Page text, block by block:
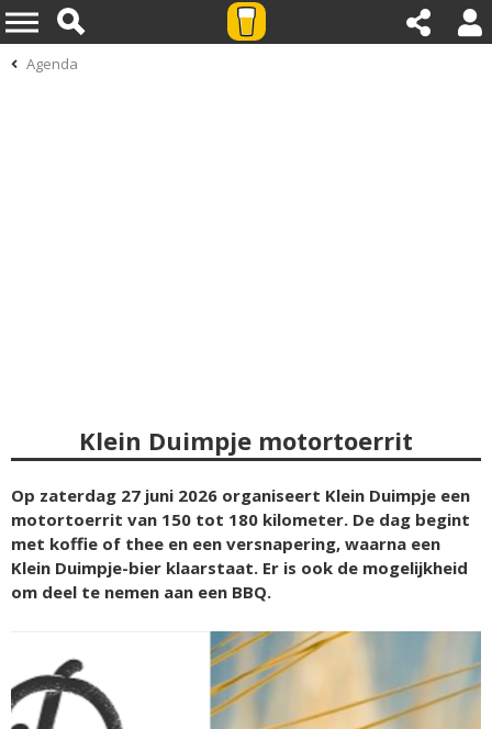
Agenda
Klein Duimpje motortoerrit
Op zaterdag 27 juni 2026 organiseert Klein Duimpje een
motortoerrit van 150 tot 180 kilometer. De dag begint
met koffie of thee en een versnapering, waarna een
Klein Duimpje-bier klaarstaat. Er is ook de mogelijkheid
om deel te nemen aan een BBQ.